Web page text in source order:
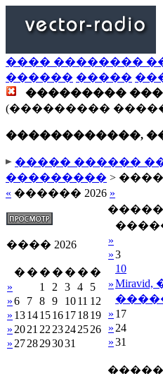
���� ��������
������ �����
���������
(���������
������������,
����� ������
��������� >
« ������ 2026 »
���� 2026
� � � � � � �
»
1 2 3 4
5
»6 7 8 9 1011 12
» 13141516171819
» 2021 22 23242526
» 2728293031
»
»3
»
10
» 17
» 24
»31